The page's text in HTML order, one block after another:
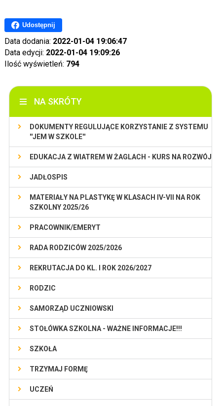
Udostępnij
Data dodania: 2022-01-04 19:06:47
Data edycji: 2022-01-04 19:09:26
Ilość wyświetleń: 794
NA SKRÓTY
DOKUMENTY REGULUJĄCE KORZYSTANIE Z SYSTEMU
''JEM W SZKOLE''
EDUKACJA Z WIATREM W ŻAGLACH - KURS NA ROZWÓJ
JADŁOSPIS
MATERIAŁY NA PLASTYKĘ W KLASACH IV-VII NA ROK
SZKOLNY 2025/26
PRACOWNIK/EMERYT
RADA RODZICÓW 2025/2026
REKRUTACJA DO KL. I ROK 2026/2027
RODZIC
SAMORZĄD UCZNIOWSKI
STOŁÓWKA SZKOLNA - WAŻNE INFORMACJE!!!
SZKOŁA
TRZYMAJ FORMĘ
UCZEŃ